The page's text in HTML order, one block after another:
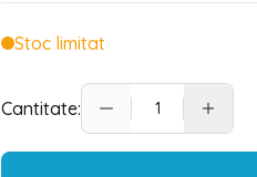
Stoc limitat
Cantitate: